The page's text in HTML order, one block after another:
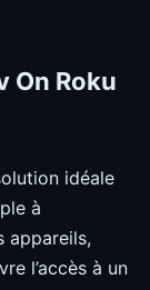
On Roku
idéale
à
appareils,
l’accès à un